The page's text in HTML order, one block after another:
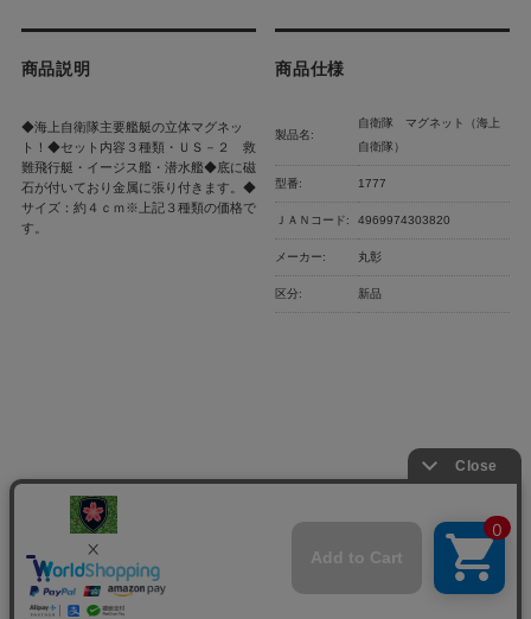
商品説明
◆海上自衛隊主要艦艇の立体マグネッ
ト！◆セット内容３種類・ＵＳ－２ 救
難飛行艇・イージス艦・潜水艦◆底に磁
石が付いており金属に張り付きます。◆
サイズ：約４ｃｍ※上記３種類の価格で
す。
商品仕様
製品名:
自衛隊 マグネット（海上
自衛隊）
型番: 1777
ＪＡＮコード: 4969974303820
メーカー: 丸彰
区分: 新品